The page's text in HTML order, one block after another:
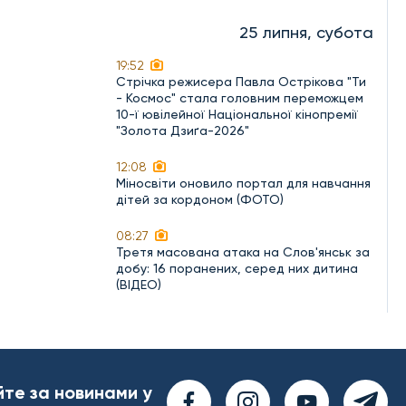
25 липня, субота
19:52
Стрічка режисера Павла Острікова "Ти
- Космос" стала головним переможцем
10-ї ювілейної Національної кінопремії
"Золота Дзиґа-2026"
12:08
Міносвіти оновило портал для навчання
дітей за кордоном (ФОТО)
08:27
Третя масована атака на Слов'янськ за
добу: 16 поранених, серед них дитина
(ВІДЕО)
за новинами у